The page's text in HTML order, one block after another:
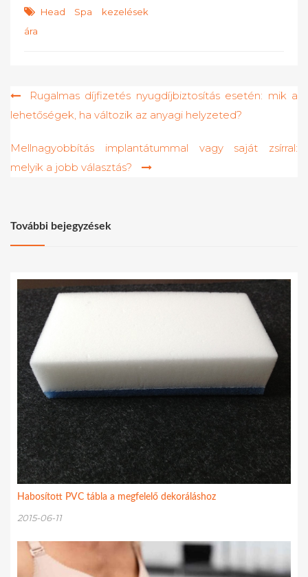
Head Spa kezelések
ára
Bejegyzés
navigáció
Rugalmas díjfizetés nyugdíjbiztosítás esetén: mik a
lehetőségek, ha változik az anyagi helyzeted?
Mellnagyobbítás implantátummal vagy saját zsírral:
melyik a jobb választás?
További bejegyzések
Habosított PVC tábla a megfelelő dekoráláshoz
2015-06-11